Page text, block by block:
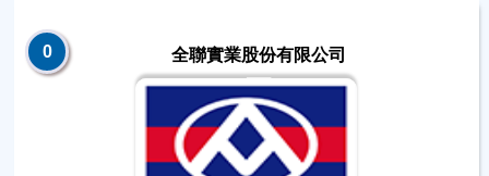
0 全聯實業股份有限公司